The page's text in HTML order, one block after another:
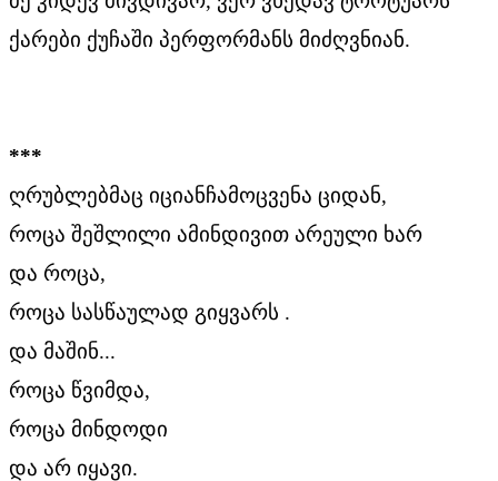
ქარები ქუჩაში პერფორმანს მიძღვნიან.
***
ღრუბლებმაც იციანჩამოცვენა ციდან,
როცა შეშლილი ამინდივით არეული ხარ
და როცა,
როცა სასწაულად გიყვარს .
და მაშინ...
როცა წვიმდა,
როცა მინდოდი
და არ იყავი.